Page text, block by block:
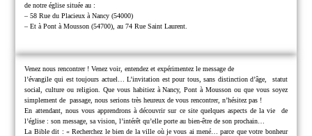
de notre église située au :
– 58 Rue du Placieux à Nancy (54000)
– Et à Pont à Mousson (54700), au 74 Rue Saint Laurent.
Venez nous rencontrer !Venez voir, entendez et expérimentez le message de
l’évangile qui est toujours actuel… L’invitation est pour tous, sans distinction d’âge, statut
social, culture ou religion. Que vous habitiez à Nancy, Pont à Mousson ou que vous soyez
simplement depassage, nous serions très heureux de vous rencontrer, n’hésitez pas !
En attendant, nous vous apprendrons à découvrir sur ce site quelques aspects de la vie de
l’église : son message, sa vision, l’intérêt qu’elle porte au bien-être de son prochain…
La Bible dit : « Recherchez le bien de la ville où je vous ai mené… parce quevotre bonheur